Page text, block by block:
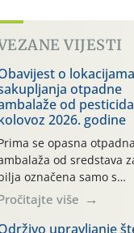
VIJESTI
o lokacijama
otpadne
od
2026. godine
se opasna otpadna
od sredstava
označena samo s
i oznakom
CROCPA EKO MODEL:
ambalaža
više
upravljanje